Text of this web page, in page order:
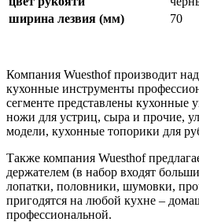
ширина лезвия (мм)
70
Компания Wuesthof производит
кухонные инструменты
сегменте представлены кухонные
ножи для устриц, сыра и прочие,
модели, кухонные топорики для
Также компания Wuesthof
держателем (в набор входят
лопатки, половники, шумовки,
пригодятся на любой кухне –
профессиональной.